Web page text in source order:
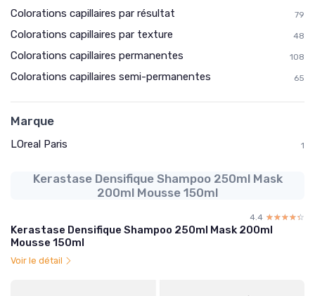
Colorations capillaires par résultat 79
Colorations capillaires par texture 48
Colorations capillaires permanentes 108
Colorations capillaires semi-permanentes 65
Marque
LOreal Paris 1
Kerastase Densifique Shampoo 250ml Mask
200ml Mousse 150ml
4.4 ☆☆☆☆☆
★★★★★
Kerastase Densifique Shampoo 250ml Mask 200ml
Mousse 150ml
Voir le détail